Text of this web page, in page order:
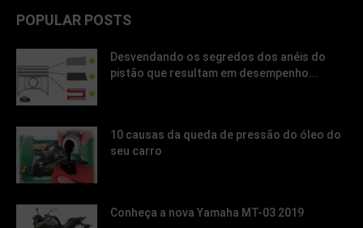
POPULAR POSTS
Desvendando os segredos dos anéis do
pistão que resultam em desempenho...
10 causas da queda de pressão do óleo do
seu carro
Conheça a nova Yamaha MT-03 2019